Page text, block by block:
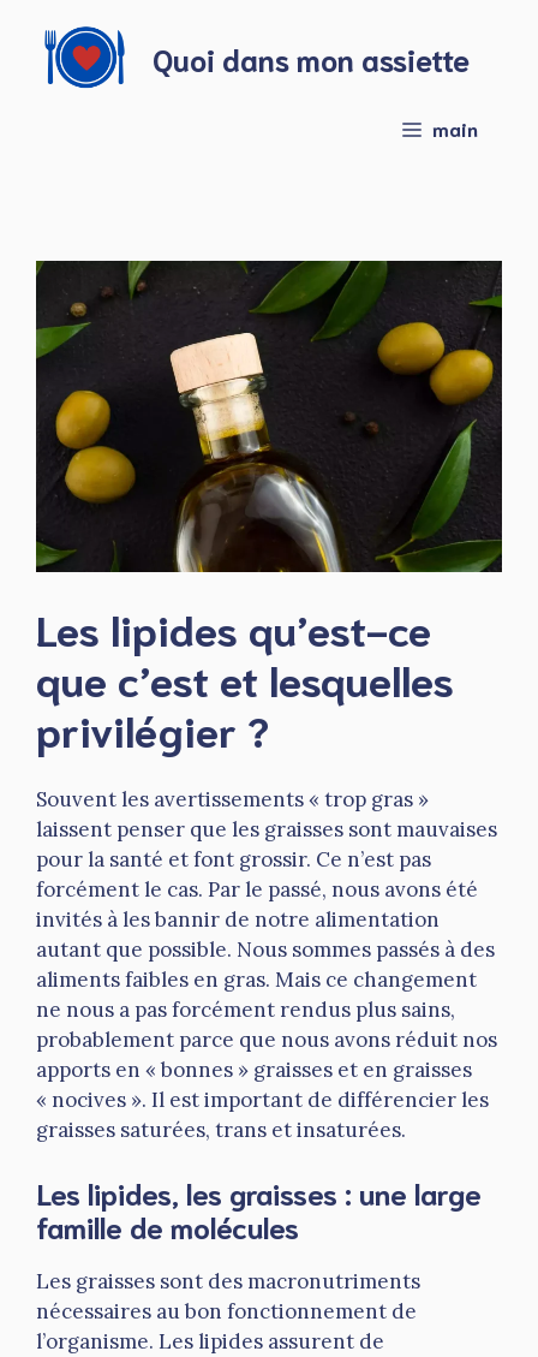
contenu
Quoi dans mon assiette
main
Les lipides qu’est-ce
que c’est et lesquelles
privilégier ?
Souvent les avertissements « trop gras »
laissent penser que les graisses sont mauvaises
pour la santé et font grossir. Ce n’est pas
forcément le cas. Par le passé, nous avons été
invités à les bannir de notre alimentation
autant que possible. Nous sommes passés à des
aliments faibles en gras. Mais ce changement
ne nous a pas forcément rendus plus sains,
probablement parce que nous avons réduit nos
apports en « bonnes » graisses et en graisses
« nocives ». Il est important de différencier les
graisses saturées, trans et insaturées.
Les lipides, les graisses : une large
famille de molécules
Les graisses sont des macronutriments
nécessaires au bon fonctionnement de
l’organisme. Les lipides assurent de